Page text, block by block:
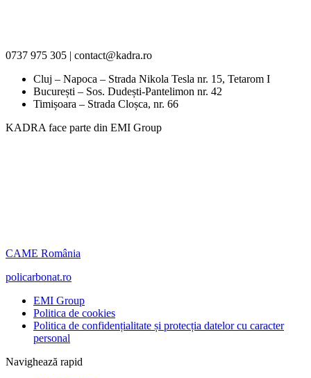
0737 975 305 | contact@kadra.ro
Cluj – Napoca – Strada Nikola Tesla nr. 15, Tetarom I
București – Sos. Dudești-Pantelimon nr. 42
Timișoara – Strada Cloșca, nr. 66
KADRA face parte din EMI Group
CAME România
policarbonat.ro
EMI Group
Politica de cookies
Politica de confidențialitate și protecția datelor cu caracter
personal
Navighează rapid